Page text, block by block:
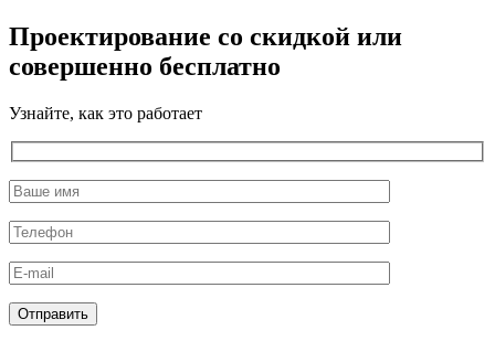
Проектирование со скидкой или
совершенно бесплатно
Узнайте, как это работает
Оставьте это поле пустым.